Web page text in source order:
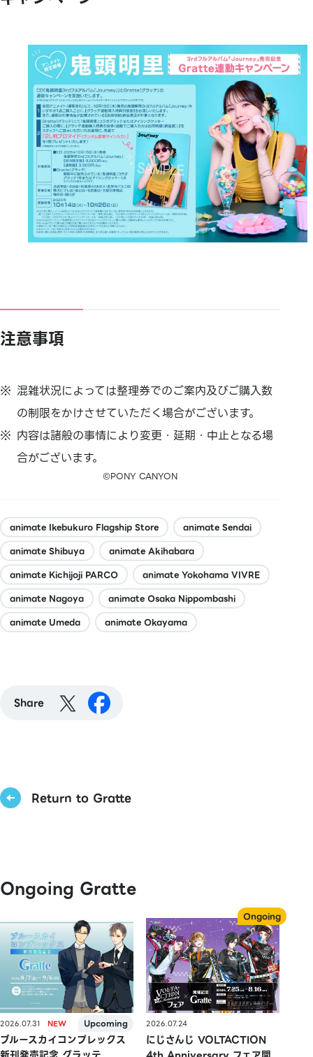
注意事項
混雑状況によっては整理券でのご案内及びご購入数
の制限をかけさせていただく場合がございます。
内容は諸般の事情により変更・延期・中止となる場
合がございます。
©PONY CANYON
animate Ikebukuro Flagship Store
animate Sendai
animate Shibuya
animate Akihabara
animate Kichijoji PARCO
animate Yokohama VIVRE
animate Nagoya
animate Osaka Nippombashi
animate Umeda
animate Okayama
Share
Return to Gratte
Ongoing Gratte
2026.07.31
ブルースカイコンプレックス
2026.07.24
にじさんじ VOLTACTION